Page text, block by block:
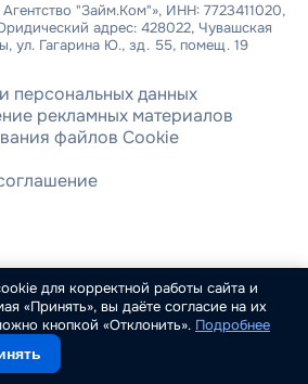
"Займ.Ком"», ИНН: 7723411020,
адрес: 428022, Чувашская
ул. Гагарина Ю., зд. 55, помещ. 19
персональных данных
рекламных материалов
файлов Cookie
для корректной работы сайта и
«Принять», вы даёте согласие на их
кнопкой «Отклонить». Подробнее